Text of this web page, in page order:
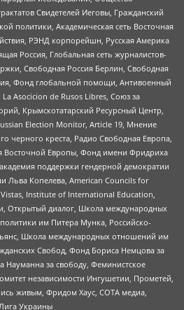
Свидетелей Иеговы, Гражданский
политики, Академическая сеть Восточная
РЭНД корпорейшн, Русская Америка
Россия, Глобальная сеть журналистов-
Свободная Россия Берлин, Свободная
Фонд глобальной помощи, Антивоенный
Asocicion de Rusos Libres, Союз за
Крымскотатарский Ресурсный Центр,
Election Monitor, Article 19, Мнение
черного креста, Радио Свободная Европа,
Восточной Европы, Фонд имени Фридриха
поддержки гендерной демократии
Льва Копелева, American Councils for
Institute of International Education,
Открытый диалог, Школа международных
им Питера Мунка, Российско-
Школа международных отношений им
Свобод, Фонд Бориса Немцова за
за свободу, Феминистское
независимости Ингушетии, Прометей,
живым, Фридом Хаус, СОТА медиа,
Украины